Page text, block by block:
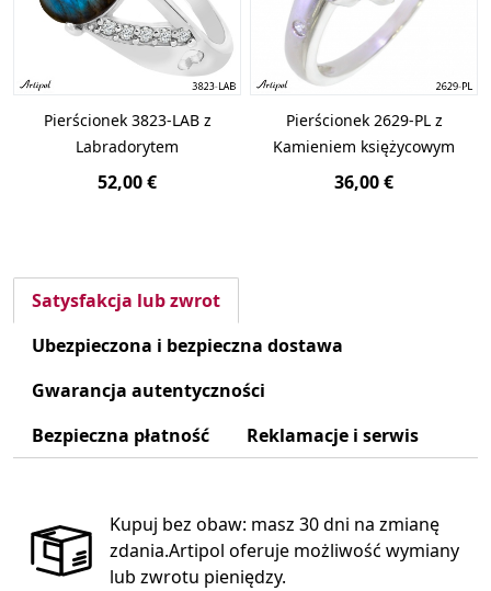
Pierścionek 3823-LAB z
Labradorytem
52,00 €
Pierścionek 2629-PL z
Kamieniem księżycowym
36,00 €
Satysfakcja lub zwrot
Ubezpieczona i bezpieczna dostawa
Gwarancja autentyczności
Bezpieczna płatność
Reklamacje i serwis
Kupuj bez obaw: masz 30 dni na zmianę
zdania.Artipol oferuje możliwość wymiany
lub zwrotu pieniędzy.